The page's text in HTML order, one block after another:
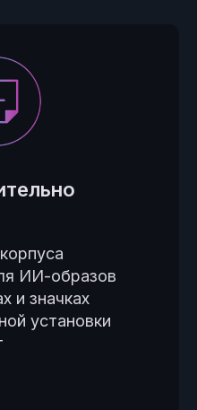
ИИ-образов
и значках
установки